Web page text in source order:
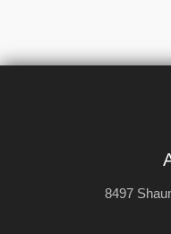
8497